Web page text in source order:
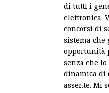
di tutti i
elettronica.
concorsi di
sistema che
opportunità
senza che lo
dinamica di
assente. Mi